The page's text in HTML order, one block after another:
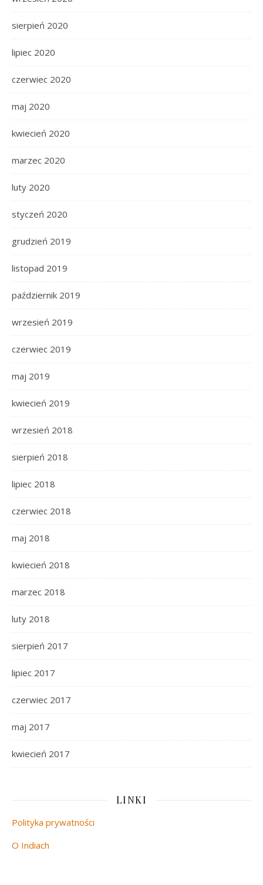
sierpień 2020
lipiec 2020
czerwiec 2020
maj 2020
kwiecień 2020
marzec 2020
luty 2020
styczeń 2020
grudzień 2019
listopad 2019
październik 2019
wrzesień 2019
czerwiec 2019
maj 2019
kwiecień 2019
wrzesień 2018
sierpień 2018
lipiec 2018
czerwiec 2018
maj 2018
kwiecień 2018
marzec 2018
luty 2018
sierpień 2017
lipiec 2017
czerwiec 2017
maj 2017
kwiecień 2017
LINKI
Polityka prywatności
O Indiach